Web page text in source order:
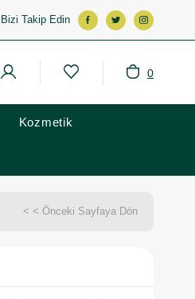
Bizi Takip Edin
0
Kozmetik
< < Önceki Sayfaya Dön